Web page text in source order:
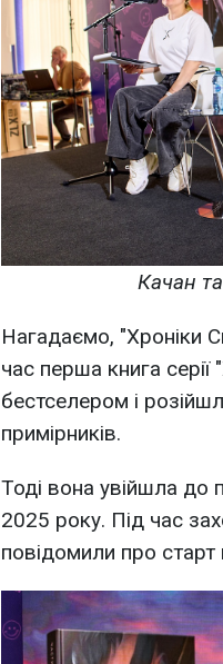
Качан
Нагадаємо, "Хроніки
час перша книга
бестселером і
примірників.
Тоді вона увійшла до
2025 року. Під час
повідомили про старт